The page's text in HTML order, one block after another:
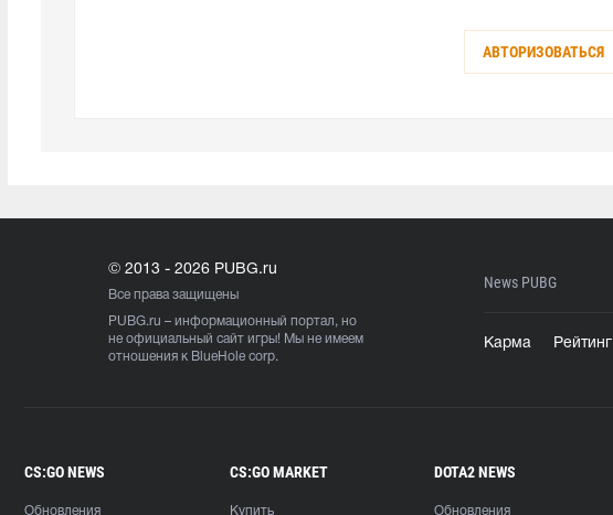
АВТОРИЗОВАТЬСЯ
© 2013 - 2026 PUBG.ru
Все права защищены
PUBG.ru – информационный портал, но
не официальный сайт игры! Мы не имеем
отношения к BlueHole corp.
News PUBG
Карма Рейтинг
CS:GO NEWS
Обновления
CS:GO MARKET
Купить
DOTA2 NEWS
Обновления